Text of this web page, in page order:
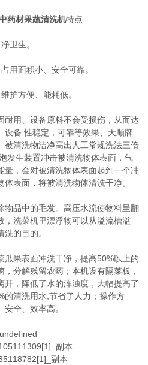
药材果蔬清洗机特点
卫生。
面积小、安全可靠。
方便、能耗低。
用、设备原料不会受损伤，从而达
设备 性稳定，可靠等效果、天顺牌
被清洗物洁净高出人工常规洗法三倍
发生装置冲击被清洗物体表面，气
量，会对被清洗物体表面起到一个冲
表面，将被清洗物体清洗干净。
品中的毛发。高压水流使物料呈翻
，洗菜机里漂浮物可以从溢流槽溢
的目的。
果表面冲洗干净，提高50%以上的
分解残留农药；本机设有隔菜板，
开，降低了水的浑浊度，大幅提高了
的清洗用水,节省了人力；操作方
全、效率高。